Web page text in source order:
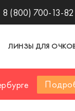
8 (800) 700-13-82
ЛИНЗЫ ДЛЯ